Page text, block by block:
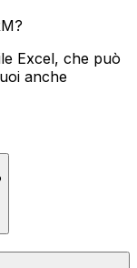
Excel, che può
anche